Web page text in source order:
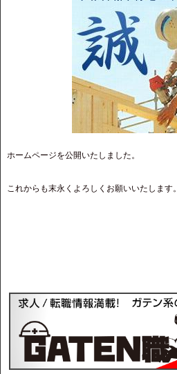
ホームページを公開いたしました。
これからも末永くよろしくお願いいたします。